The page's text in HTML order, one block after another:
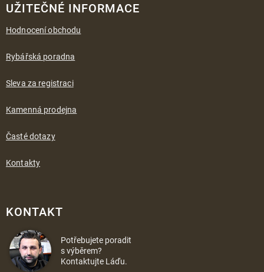
UŽITEČNÉ INFORMACE
Hodnocení obchodu
Rybářská poradna
Sleva za registraci
Kamenná prodejna
Časté dotazy
Kontakty
KONTAKT
Potřebujete poradit
s výběrem?
Kontaktujte Láďu.